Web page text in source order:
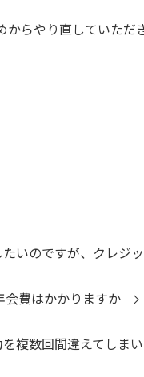
らやり直していただ
いのですが、クレジ
費はかかりますか
複数回間違えてしま